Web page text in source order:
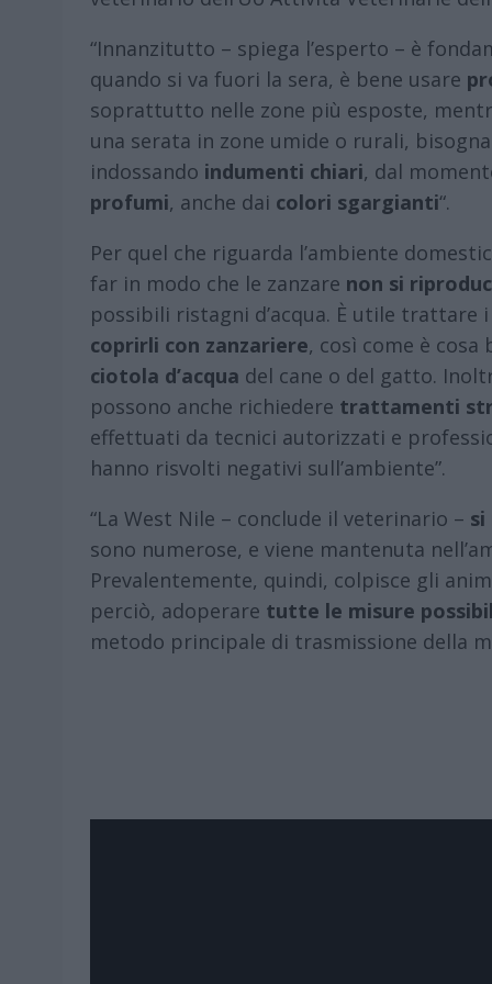
“Innanzitutto – spiega l’esperto – è
quando si va fuori la sera, è bene usare
soprattutto nelle zone più esposte,
una serata in zone umide o rurali,
indossando indumenti chiari, dal
profumi, anche dai colori sgargianti“.
Per quel che riguarda l’ambiente
far in modo che le zanzare non si
possibili ristagni d’acqua. È utile trattare i
coprirli con zanzariere, così come è cosa
ciotola d’acqua del cane o del gatto.
possono anche richiedere trattamenti
effettuati da tecnici autorizzati e
hanno risvolti negativi sull’ambiente”.
“La West Nile – conclude il veterinario – si
sono numerose, e viene mantenuta
Prevalentemente, quindi, colpisce gli
perciò, adoperare tutte le misure
metodo principale di trasmissione della